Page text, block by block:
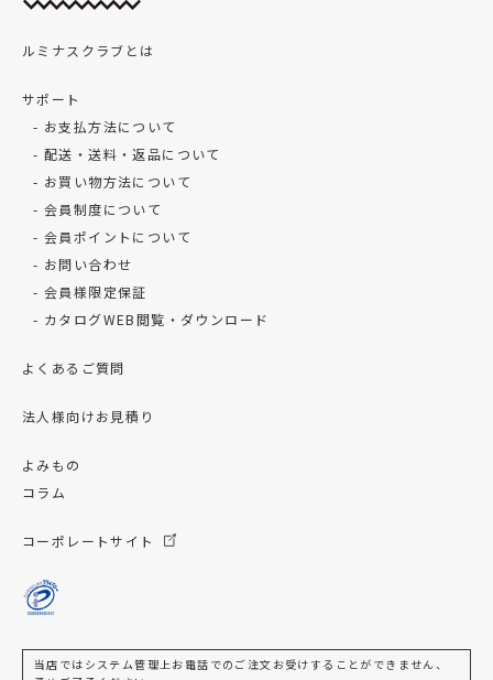
ルミナスクラブとは
サポート
お支払方法について
配送・送料・返品について
お買い物方法について
会員制度について
会員ポイントについて
お問い合わせ
会員様限定保証
カタログWEB閲覧・ダウンロード
よくあるご質問
法人様向けお見積り
よみもの
コラム
コーポレートサイト
当店ではシステム管理上お電話でのご注文お受けすることができません、